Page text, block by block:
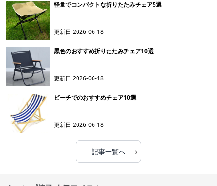
軽量でコンパクトな折りたたみチェア5選
更新日2026-06-18
黒色のおすすめ折りたたみチェア10選
更新日2026-06-18
ビーチでのおすすめチェア10選
更新日2026-06-18
記事一覧へ ›